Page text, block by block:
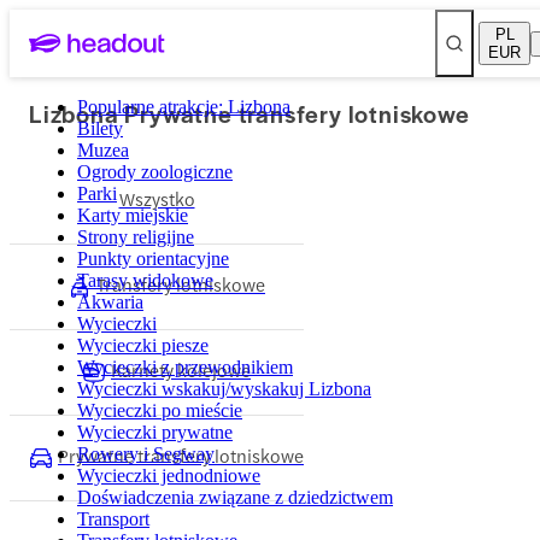
PL
EUR
Popularne atrakcje: Lizbona
Bilety
Muzea
Ogrody zoologiczne
Parki
Karty miejskie
Strony religijne
Punkty orientacyjne
Tarasy widokowe
Akwaria
Wycieczki
Wycieczki piesze
Wycieczki z przewodnikiem
Wycieczki wskakuj/wyskakuj Lizbona
Wycieczki po mieście
Wycieczki prywatne
Rowery i Segway
Wycieczki jednodniowe
Doświadczenia związane z dziedzictwem
Transport
Lizbona Prywatne transfery lotniskowe
Wszystko
Transfery lotniskowe
Karnety kolejowe
Prywatne transfery lotniskowe